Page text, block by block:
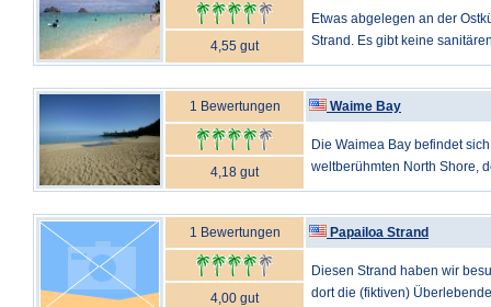
Etwas abgelegen an der
Strand. Es gibt keine
4,55 gut
1 Bewertungen Waime Bay
Die Waimea Bay befindet
weltberühmten North Shore,
4,18 gut
1 Bewertungen Papailoa Strand
Diesen Strand haben wir
dort die (fiktiven)
4,00 gut